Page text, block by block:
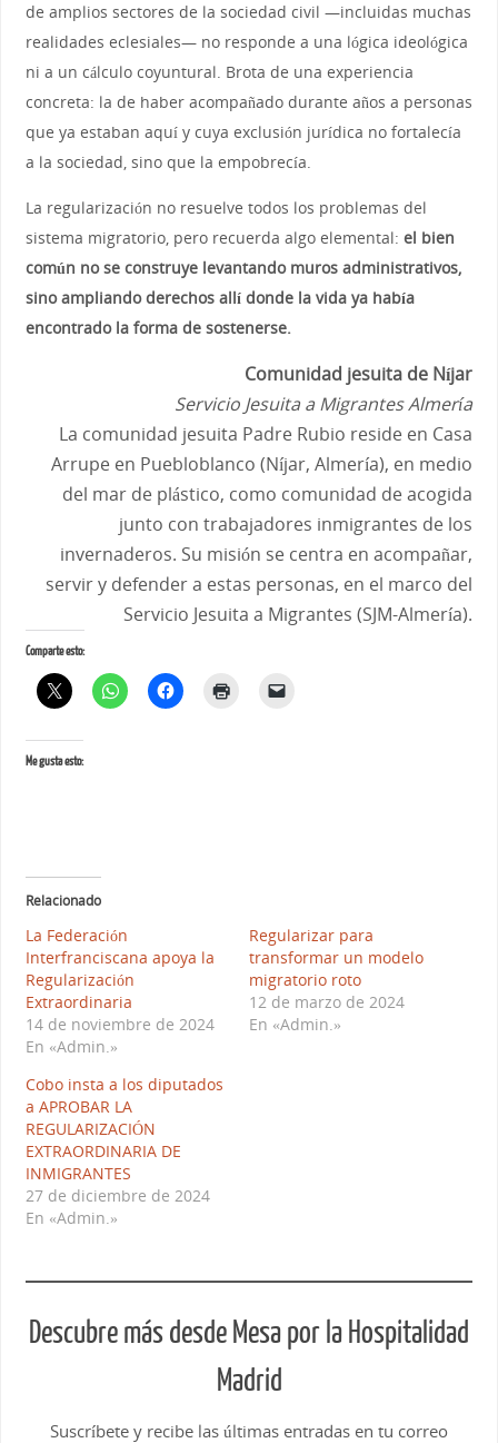
de amplios sectores de la sociedad civil —incluidas muchas
realidades eclesiales— no responde a una lógica ideológica
ni a un cálculo coyuntural. Brota de una experiencia
concreta: la de haber acompañado durante años a personas
que ya estaban aquí y cuya exclusión jurídica no fortalecía
a la sociedad, sino que la empobrecía.
La regularización no resuelve todos los problemas del
sistema migratorio, pero recuerda algo elemental: el bien
común no se construye levantando muros administrativos,
sino ampliando derechos allí donde la vida ya había
encontrado la forma de sostenerse.
Comunidad jesuita de Níjar
Servicio Jesuita a Migrantes Almería
La comunidad jesuita Padre Rubio reside en Casa
Arrupe en Puebloblanco (Níjar, Almería), en medio
del mar de plástico, como comunidad de acogida
junto con trabajadores inmigrantes de los
invernaderos. Su misión se centra en acompañar,
servir y defender a estas personas, en el marco del
Servicio Jesuita a Migrantes (SJM-Almería).
Comparte esto:
Me gusta esto:
Relacionado
La Federación
Interfranciscana apoya la
Regularización
Extraordinaria
14 de noviembre de 2024
En «Admin.»
Regularizar para
transformar un modelo
migratorio roto
12 de marzo de 2024
En «Admin.»
Cobo insta a los diputados
a APROBAR LA
REGULARIZACIÓN
EXTRAORDINARIA DE
INMIGRANTES
27 de diciembre de 2024
En «Admin.»
Descubre más desde Mesa por la Hospitalidad
Madrid
Suscríbete y recibe las últimas entradas en tu correo